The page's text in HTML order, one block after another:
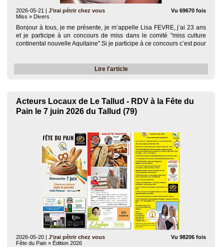
2026-05-21 J'irai pétrir chez vous
Vu 69670 fois
Miss » Divers
Bonjour à tous, je me présente, je m’appelle Lisa FEVRE, j’ai 23 ans
et je participe à un concours de miss dans le comité "miss culture
continental nouvelle Aquitaine".Si je participe à ce concours c’est pour
Lire l'article
Acteurs Locaux de Le Tallud - RDV à la Fête du
Pain le 7 juin 2026 du Tallud (79)
2026-05-20 J'irai pétrir chez vous
Vu 98206 fois
Fête du Pain » Édition 2026